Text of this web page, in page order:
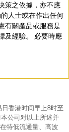
策之依據，亦不應
人士或在作出任何
有關產品或服務是
及經驗。 必要時應
香港时间早上8时至
公司对以上所述并
特低流通量、高波